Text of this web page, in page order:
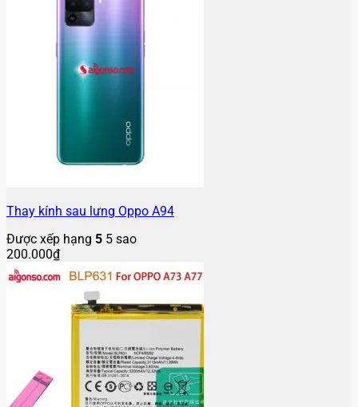
Thay kính sau lưng Oppo A94
Được xếp hạng 5 5 sao
200.000₫